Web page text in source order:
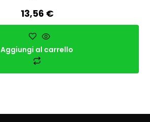
13,56 €
Aggiungi al carrello